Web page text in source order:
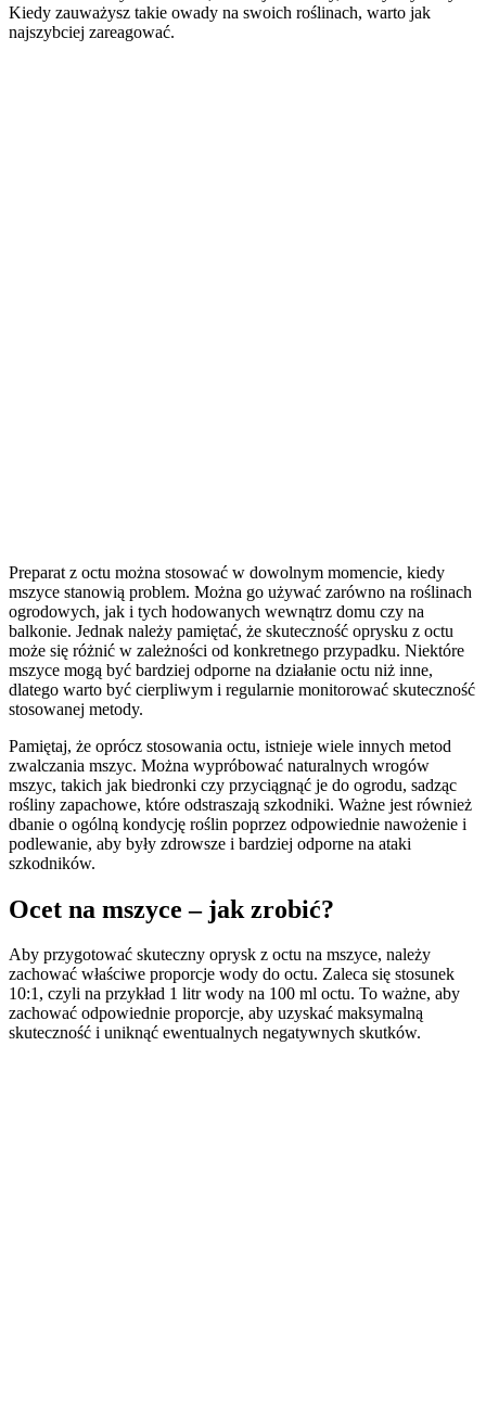
Kiedy zauważysz takie owady na swoich roślinach, warto jak
najszybciej zareagować.
Preparat z octu można stosować w dowolnym momencie, kiedy
mszyce stanowią problem. Można go używać zarówno na roślinach
ogrodowych, jak i tych hodowanych wewnątrz domu czy na
balkonie. Jednak należy pamiętać, że skuteczność oprysku z octu
może się różnić w zależności od konkretnego przypadku. Niektóre
mszyce mogą być bardziej odporne na działanie octu niż inne,
dlatego warto być cierpliwym i regularnie monitorować skuteczność
stosowanej metody.
Pamiętaj, że oprócz stosowania octu, istnieje wiele innych metod
zwalczania mszyc. Można wypróbować naturalnych wrogów
mszyc, takich jak biedronki czy przyciągnąć je do ogrodu, sadząc
rośliny zapachowe, które odstraszają szkodniki. Ważne jest również
dbanie o ogólną kondycję roślin poprzez odpowiednie nawożenie i
podlewanie, aby były zdrowsze i bardziej odporne na ataki
szkodników.
Ocet na mszyce – jak zrobić?
Aby przygotować skuteczny oprysk z octu na mszyce, należy
zachować właściwe proporcje wody do octu. Zaleca się stosunek
10:1, czyli na przykład 1 litr wody na 100 ml octu. To ważne, aby
zachować odpowiednie proporcje, aby uzyskać maksymalną
skuteczność i uniknąć ewentualnych negatywnych skutków.